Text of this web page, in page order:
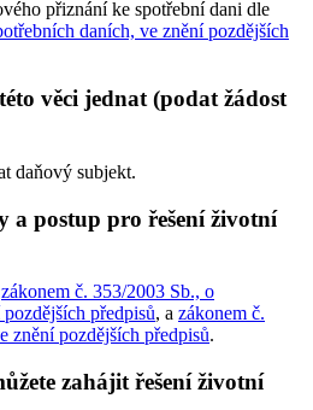
přiznání ke spotřební dani dle
daních, ve znění pozdějších
věci jednat (podat žádost
daňový subjekt.
a postup pro řešení životní
zákonem č. 353/2003 Sb., o
předpisů, a zákonem č.
znění pozdějších předpisů.
zahájit řešení životní